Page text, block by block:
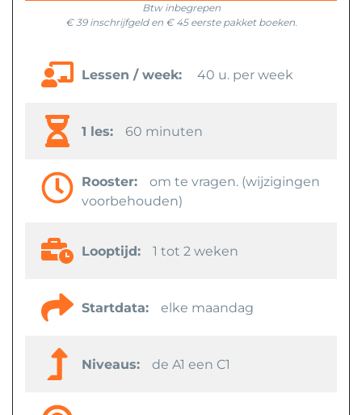
Btw inbegrepen
€ 39 inschrijfgeld en € 45eerste pakket boeken.
Lessen / week: 40 u. per week
1 les: 60 minuten
Rooster:
om te vragen. (wijzigingen
voorbehouden)
Looptijd: 1 tot 2 weken
Startdata: elke maandag
Niveaus: de A1 een C1